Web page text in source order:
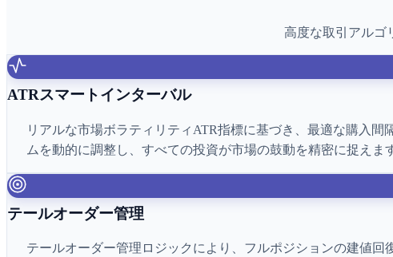
高度な取引アルゴ
ATRスマートインターバル
リアルな市場ボラティリティATR指標に基づき、最適な購入
ムを動的に調整し、すべての投資が市場の鼓動を精密に捉えま
テールオーダー管理
テールオーダー管理ロジックにより、フルポジションの建値